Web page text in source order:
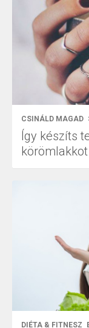
CSINÁLD MAGAD
Így készíts
körömlakkot
DIÉTA & FITNESZ